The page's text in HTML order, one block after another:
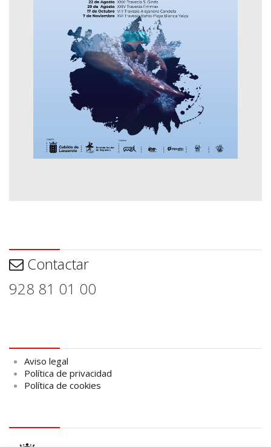
Contactar
928 81 01 00
Aviso legal
Política de privacidad
Política de cookies